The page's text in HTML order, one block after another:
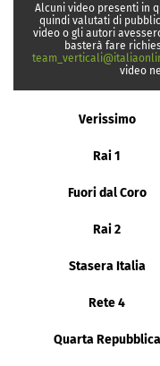
Alcuni video presenti in
quindi valutati di
video o gli autori
basterà fare
video
Verissimo
Rai 1
Fuori dal Coro
Rai 2
Stasera Italia
Rete 4
Quarta Repubblica